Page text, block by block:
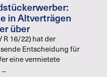
in Altverträgen
über
R 16/22) hat der
Entscheidung für
eine vermietete